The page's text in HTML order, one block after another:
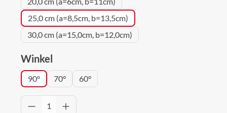
25,0 cm (a=8,5cm, b=13,5cm)
30,0 cm (a=15,0cm, b=12,0cm)
Winkel
90° 70° 60°
Produkt Anzahl: Gib den gewünschten